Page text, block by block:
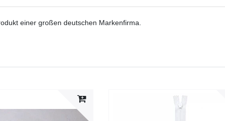
einer großen deutschen Markenfirma.